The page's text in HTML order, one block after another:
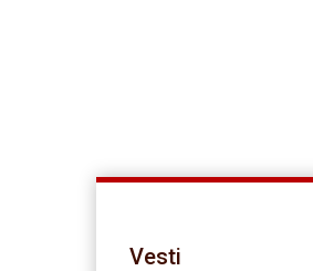
Vesti